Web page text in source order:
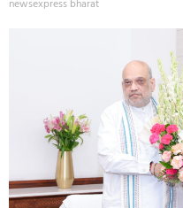
newsexpress bharat